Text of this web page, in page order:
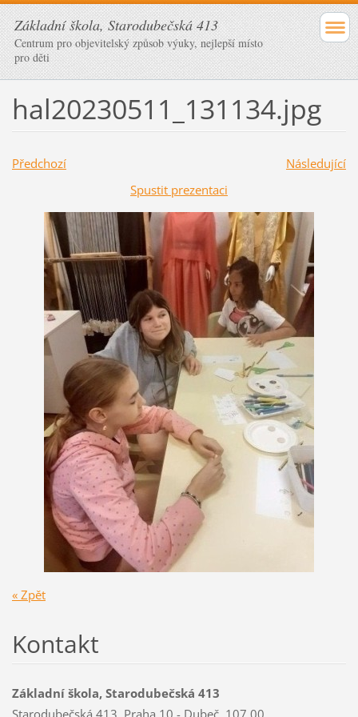
Základní škola, Starodubečská 413
Centrum pro objevitelský způsob výuky, nejlepší místo
pro děti
hal20230511_131134.jpg
Předchozí
Následující
Spustit prezentaci
« Zpět
Kontakt
Základní škola, Starodubečská 413
Starodubečská 413, Praha 10 - Dubeč, 107 00